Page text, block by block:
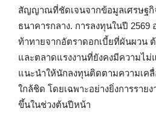
สัญญาณที่ชัดเจนจากข้อมูลเศรษฐกิ
ธนาคารกลาง. การลงทุนในปี 2569
ท้าทายจากอัตราดอกเบี้ยที่ผันผวน
และตลาดแรงงานที่ยังคงมีความไม่
แนะนำให้นักลงทุนติดตามความเค
ใกล้ชิด โดยเฉพาะอย่างยิ่งการราย
ขึ้นในช่วงต้นปีหน้า